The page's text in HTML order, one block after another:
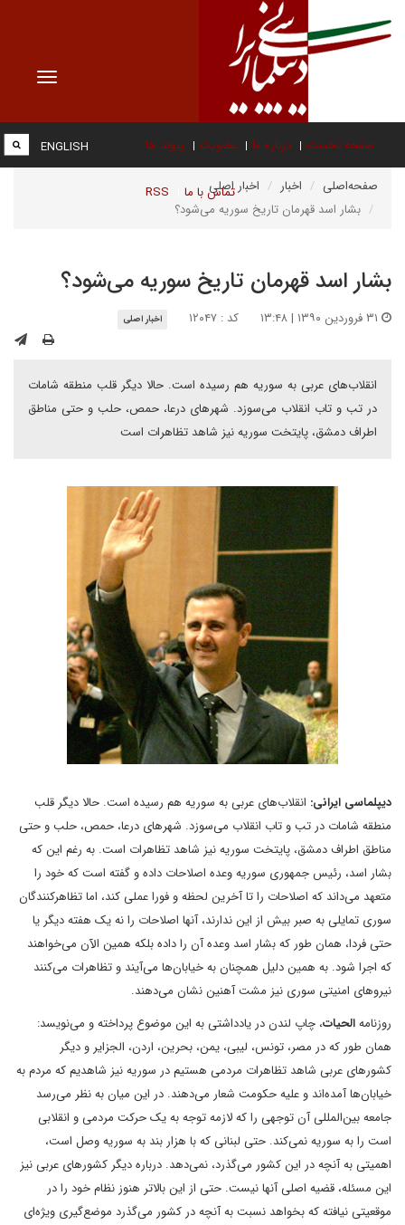
Toggle
صفحه نخست درباره ما عضویت پیوند ها
تماس با ما RSS
ENGLISH
صفحه‌اصلی اخبار
اخبار اصلی
بشار اسد قهرمان تاریخ سوریه می‌شود؟
بشار اسد قهرمان تاریخ سوریه می‌شود؟
کد : ۱۲۰۴۷ اخبار اصلی
انقلاب‌های عربی به سوریه هم رسیده است. حالا دیگر قلب منطقه شامات
در تب و تاب انقلاب می‌سوزد. شهرهای درعا، حمص، حلب و حتی مناطق
اطراف دمشق، پایتخت سوریه نیز شاهد تظاهرات است
دیپلماسی ایرانی: انقلاب‌های عربی به سوریه هم رسیده است. حالا دیگر قلب
منطقه شامات در تب و تاب انقلاب می‌سوزد. شهرهای درعا، حمص، حلب و حتی
مناطق اطراف دمشق، پایتخت سوریه نیز شاهد تظاهرات است. به رغم این که
بشار اسد، رئیس جمهوری سوریه وعده اصلاحات داده و گفته است که خود را
متعهد می‌داند که اصلاحات را تا آخرین لحظه و فورا عملی کند، اما تظاهرکنندگان
سوری تمایلی به صبر بیش از این ندارند، آنها اصلاحات را نه یک هفته دیگر یا
حتی فردا، همان طور که بشار اسد وعده آن را داده بلکه همین الآن می‌خواهند
که اجرا شود. به همین دلیل همچنان به خیابان‌ها می‌آیند و تظاهرات می‌کنند
نیروهای امنیتی سوری نیز مشت آهنین نشان می‌دهند.
روزنامهالحیات، چاپ لندن در یادداشتی به این موضوع پرداخته و می‌نویسد:
همان طور که در مصر، تونس، لیبی، یمن، بحرین، اردن، الجزایر و دیگر
کشورهای عربی شاهد تظاهرات مردمی هستیم در سوریه نیز شاهدیم که مردم به
خیابان‌ها آمده‌اند و علیه حکومت شعار می‌دهند. در این میان به نظر می‌رسد
جامعه بین‌المللی آن توجهی را که لازمه توجه به یک حرکت مردمی و انقلابی
است را به سوریه نمی‌کند. حتی لبنانی که با هزار بند به سوریه وصل است،
اهمیتی به آنچه در این کشور می‌گذرد، نمی‌دهد. درباره دیگر کشورهای عربی نیز
این مسئله، قضیه اصلی آنها نیست. حتی از این بالاتر هنوز نظام خود را در
موقعیتی نیافته که بخواهد نسبت به آنچه در کشور می‌گذرد موضع‌گیری ویژه‌ای